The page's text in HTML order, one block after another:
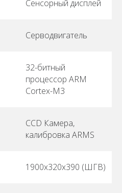
Сенсорный дисплей
Серводвигатель
32-битный
процессор ARM
Cortex-M3
CCD Камера,
калибровка ARMS
1900x320x390 (ШГВ)